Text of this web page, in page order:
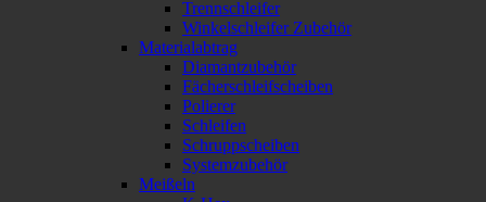
Trennschleifer
Winkelschleifer Zubehör
Materialabtrag
Diamantzubehör
Fächerschleifscheiben
Polierer
Schleifen
Schruppscheiben
Systemzubehör
Meißeln